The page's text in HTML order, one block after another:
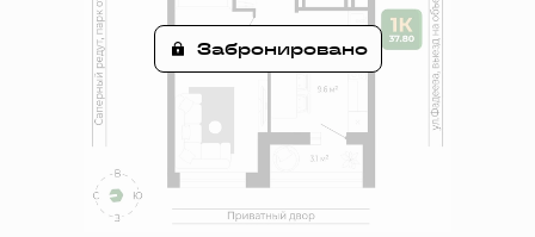
Забронировано